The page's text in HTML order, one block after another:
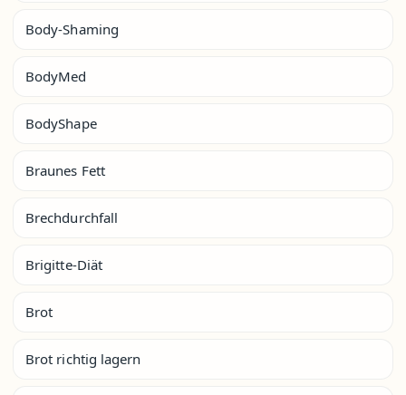
Body-Shaming
BodyMed
BodyShape
Braunes Fett
Brechdurchfall
Brigitte-Diät
Brot
Brot richtig lagern